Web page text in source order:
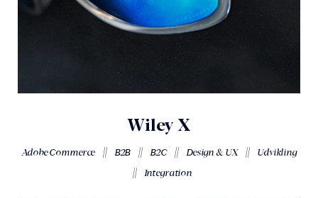
Wiley X
Adobe Commerce || B2B || B2C || Design & UX || Udvikling
|| Integration